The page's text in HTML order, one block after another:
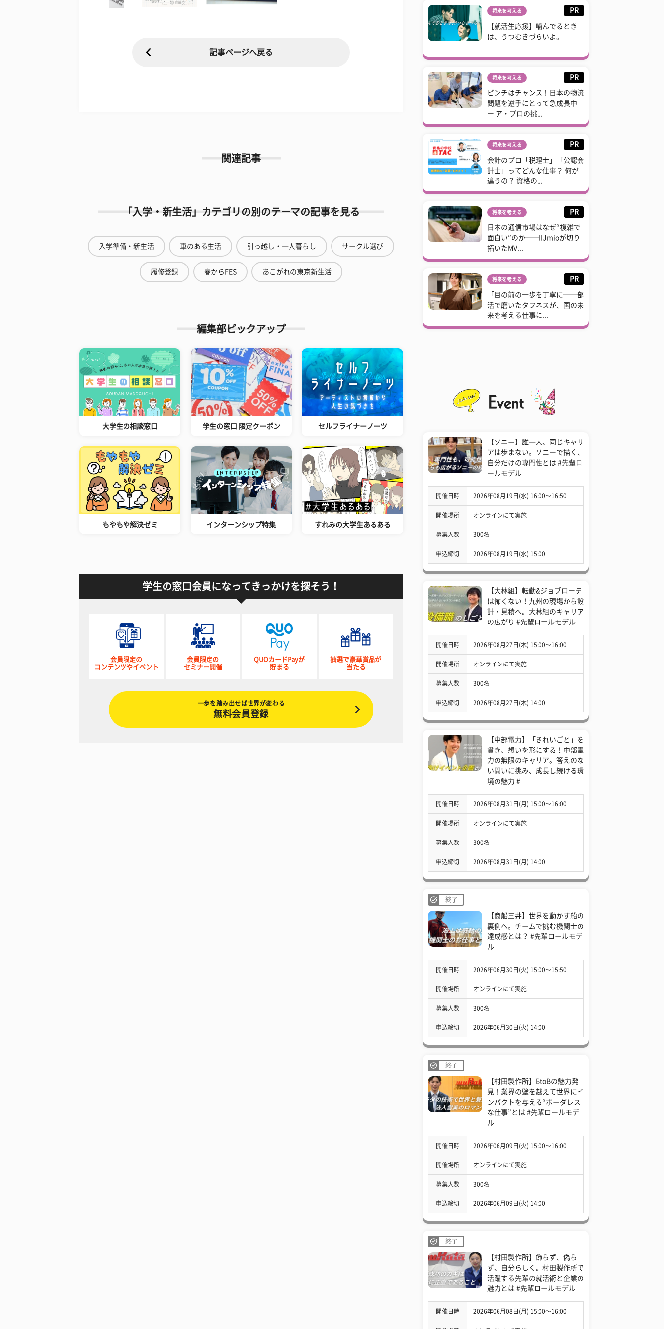
記事ページへ戻る
関連記事
「入学・新生活」カテゴリの別のテーマの記事を見る
入学準備・新生活 車のある生活 引っ越し・一人暮らし サークル選び
履修登録 春からFES あこがれの東京新生活
編集部ピックアップ
大学生の相談窓口 学生の窓口 限定クーポン セルフライナーノーツ
もやもや解決ゼミ インターンシップ特集 すれみの大学生あるある
学生の窓口会員になってきっかけを探そう！
会員限定の
コンテンツやイベント
会員限定の
セミナー開催
QUOカードPayが
貯まる
抽選で豪華賞品が
当たる
一歩を踏み出せば世界が変わる
無料会員登録
将来を考える PR
【就活生応援】噛んでるとき
は、うつむきづらいよ。
将来を考える PR
ピンチはチャンス！日本の物流
問題を逆手にとって急成長中
ー ア・プロの挑...
将来を考える PR
会計のプロ「税理士」「公認会
計士」ってどんな仕事？ 何が
違うの？ 資格の...
将来を考える PR
日本の通信市場はなぜ“複雑で
面白い”のか──IIJmioが切り
拓いたMV...
将来を考える PR
「目の前の一歩を丁寧に──部
活で磨いたタフネスが、国の未
来を考える仕事に...
【ソニー】誰一人、同じキャリ
アは歩まない。ソニーで描く、
自分だけの専門性とは #先輩ロ
ールモデル
開催日時 2026年08月19日(水) 16:00〜16:50
開催場所 オンラインにて実施
募集人数 300名
申込締切 2026年08月19日(水) 15:00
【大林組】転勤&ジョブローテ
は怖くない！九州の現場から設
計・見積へ。大林組のキャリア
の広がり #先輩ロールモデル
開催日時 2026年08月27日(木) 15:00〜16:00
開催場所 オンラインにて実施
募集人数 300名
申込締切 2026年08月27日(木) 14:00
【中部電力】「きれいごと」を
貫き、想いを形にする！中部電
力の無限のキャリア。答えのな
い問いに挑み、成長し続ける環
境の魅力 #
開催日時 2026年08月31日(月) 15:00〜16:00
開催場所 オンラインにて実施
募集人数 300名
申込締切 2026年08月31日(月) 14:00
終了
【商船三井】世界を動かす船の
裏側へ。チームで挑む機関士の
達成感とは？ #先輩ロールモデ
ル
開催日時 2026年06月30日(火) 15:00〜15:50
開催場所 オンラインにて実施
募集人数 300名
申込締切 2026年06月30日(火) 14:00
終了
【村田製作所】BtoBの魅力発
見！業界の壁を越えて世界にイ
ンパクトを与える“ボーダレス
な仕事”とは #先輩ロールモデ
ル
開催日時 2026年06月09日(火) 15:00〜16:00
開催場所 オンラインにて実施
募集人数 300名
申込締切 2026年06月09日(火) 14:00
終了
【村田製作所】飾らず、偽ら
ず、自分らしく。村田製作所で
活躍する先輩の就活術と企業の
魅力とは #先輩ロールモデル
開催日時 2026年06月08日(月) 15:00〜16:00